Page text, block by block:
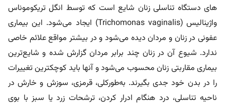
های دستگاه تناسلی زنان شایع است که توسط انگل تریکوموناس
واژینالیس (Trichomonas vaginalis) ایجاد می‌شود. این بیماری
عفونی در زنان و مردان دیده می‌شود و در بیشتر مواقع علائم خاصی
ندارد. شیوع آن در زنان چند برابر مردان گزارش شده و شایع‌ترین
بیماری مقاربتی زنان محسوب می‌شود و آنها باید کوچکترین تغییرات
را در بدن خود جدی بگیرند. به‌طورکلی، قرمزی، سوزش و خارش در
ناحیه تناسلی، درد هنگام ادرار کردن، ترشحات زرد یا سبز با بوی